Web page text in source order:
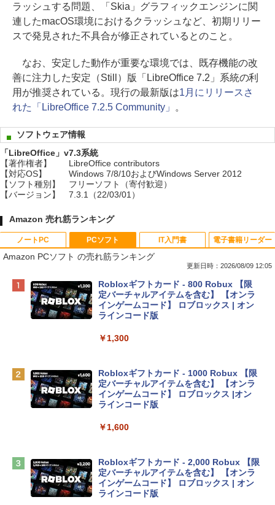
ラッシュする問題、「Skia」グラフィックエンジンに関
連したmacOS環境におけるクラッシュなど、初期リリー
スで発見された不具合が修正されているとのこと。
なお、安定した動作が重要な環境では、既存機能の改
善に注力した安定（Still）版「LibreOffice 7.2」系統の利
用が推奨されている。現行の最新版は1月にリリースさ
れた「LibreOffice 7.2.5 Community」
。
ソフトウェア情報
「LibreOffice」v7.3系統
【著作権者】
LibreOffice contributors
【対応OS】
Windows 7/8/10およびWindows Server 2012
【ソフト種別】
フリーソフト（寄付歓迎）
【バージョン】
7.3.1（22/03/01）
Amazon 売れ筋ランキング
ノートPC
Apple 2026 MacBook Neo A18 Proチッ
プ搭載13インチノートブック：AIとAppl
e Intelligenceのために設計、Liquid Ret
inaディスプレイ、8GBユニファイドメモ
eTime HDカメラ - インディゴ
tomtoc 360°保護 15.6 16インチ パソコ
ンケース Dell NEC Lavie ASUS HP dyna
Apple 2026 MacBook Air M5チップ搭載
13インチノートブック：AIとApple Intell
igence、13.6インチLiquid Retinaディ
PCソフト
Amazon PCソフト の売れ筋ランキング
更新日時：2026/08/09 12:05
Robloxギフトカード - 800 Robux 【限
定バーチャルアイテムを含む】 【オンラ
インゲームコード】 ロブロックス | オン
ラインコード版
￥1,300
Robloxギフトカード - 1000 Robux 【限
定バーチャルアイテムを含む】 【オンラ
インゲームコード】 ロブロックス |オン
ラインコード版
￥1,600
Robloxギフトカード - 2,000 Robux 【限
定バーチャルアイテムを含む】 【オンラ
インゲームコード】 ロブロックス | オン
ラインコード版
IT入門書 電子書籍リーダー